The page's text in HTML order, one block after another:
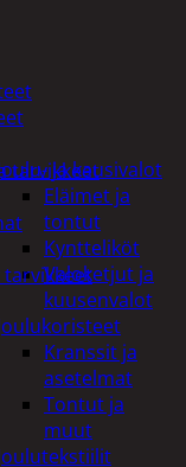
ja kausivalot
Eläimet ja
tontut
Kyntteliköt
Valoketjut ja
kuusenvalot
Kranssit ja
asetelmat
Tontut ja
muut
tarvikkeet